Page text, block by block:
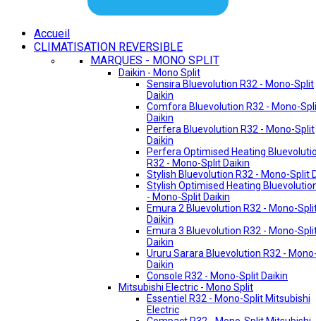
Accueil
CLIMATISATION REVERSIBLE
MARQUES - MONO SPLIT
Daikin - Mono Split
Sensira Bluevolution R32 - Mono-Split
Daikin
Comfora Bluevolution R32 - Mono-
Daikin
Perfera Bluevolution R32 - Mono-Split
Daikin
Perfera Optimised Heating
R32 - Mono-Split Daikin
Stylish Bluevolution R32 - Mono-Split
Stylish Optimised Heating
- Mono-Split Daikin
Emura 2 Bluevolution R32 - Mono-
Daikin
Emura 3 Bluevolution R32 - Mono-
Daikin
Ururu Sarara Bluevolution R32 -
Daikin
Console R32 - Mono-Split Daikin
Mitsubishi Electric - Mono Split
Essentiel R32 - Mono-Split Mitsubishi
Electric